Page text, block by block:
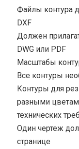
Файлы контура
DXF
Должен
DWG или PDF
Масштабы
Все контуры
Контуры для
разными
технических
Один чертеж
странице